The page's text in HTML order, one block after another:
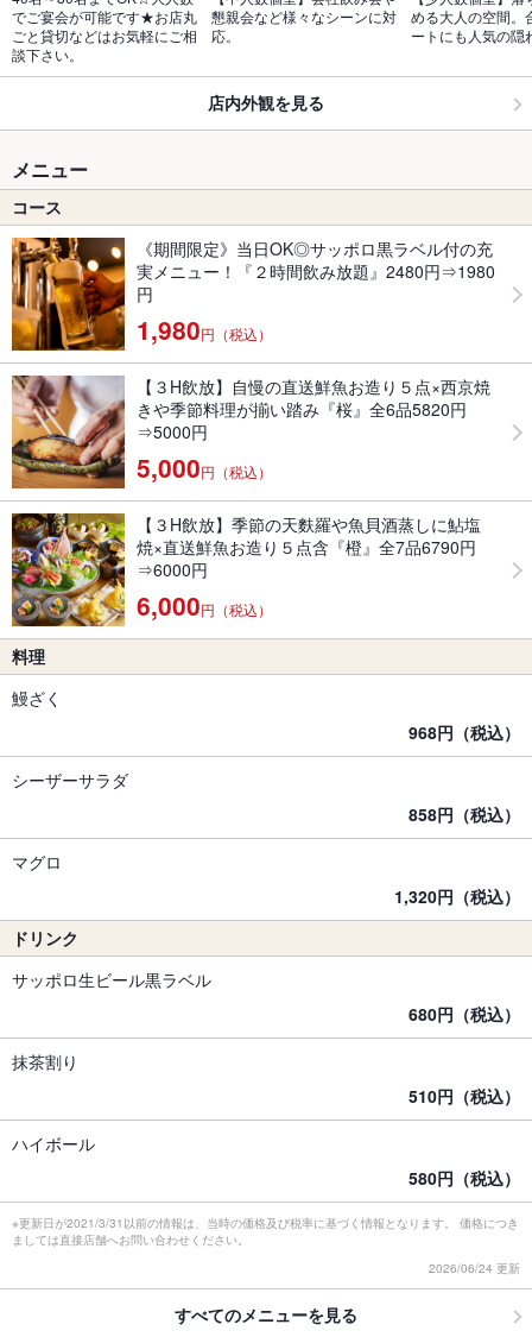
でご宴会が可能です★お店丸
ごと貸切などはお気軽にご相
談下さい。
懇親会など様々なシーンに対
応。
める大人の空間。
ートにも人気の隠
店内外観を見る
メニュー
コース
《期間限定》当日OK◎サッポロ黒ラベル付の充
実メニュー！『２時間飲み放題』2480円⇒1980
円
1,980円（税込）
【３H飲放】自慢の直送鮮魚お造り５点×西京焼
きや季節料理が揃い踏み『桜』全6品5820円
⇒5000円
5,000円（税込）
【３H飲放】季節の天麩羅や魚貝酒蒸しに鮎塩
焼×直送鮮魚お造り５点含『橙』全7品6790円
⇒6000円
6,000円（税込）
料理
鰻ざく
968円（税込）
シーザーサラダ
858円（税込）
マグロ
1,320円（税込）
ドリンク
サッポロ生ビール黒ラベル
680円（税込）
抹茶割り
510円（税込）
ハイボール
580円（税込）
※更新日が2021/3/31以前の情報は、当時の価格及び税率に基づく情報となります。 価格につき
ましては直接店舗へお問い合わせください。
2026/06/24 更新
すべてのメニューを見る